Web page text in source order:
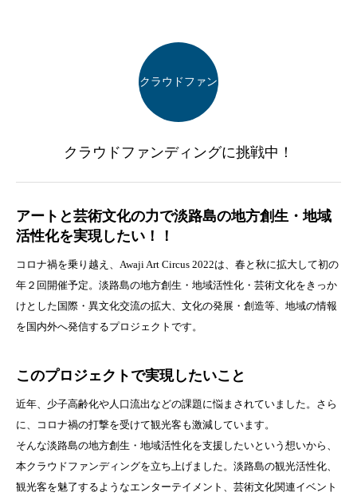
クラウドファン
ディング
クラウドファンディングに挑戦中！
アートと芸術文化の力で淡路島の地方創生・地域
活性化を実現したい！！
コロナ禍を乗り越え、Awaji Art Circus 2022は、春と秋に拡大して初の
年２回開催予定。淡路島の地方創生・地域活性化・芸術文化をきっか
けとした国際・異文化交流の拡大、文化の発展・創造等、地域の情報
を国内外へ発信するプロジェクトです。
このプロジェクトで実現したいこと
近年、少子高齢化や人口流出などの課題に悩まされていました。さら
に、コロナ禍の打撃を受けて観光客も激減しています。
そんな淡路島の地方創生・地域活性化を支援したいという想いから、
本クラウドファンディングを立ち上げました。淡路島の観光活性化、
観光客を魅了するようなエンターテイメント、芸術文化関連イベント